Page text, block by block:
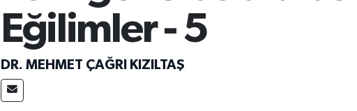
Eğilimler - 5
DR. MEHMET ÇAĞRI KIZILTAŞ